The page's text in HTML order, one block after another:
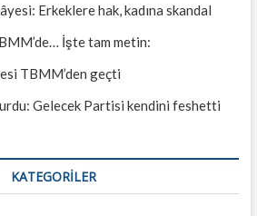
Erkeklere hak, kadına skandal
İşte tam metin:
TBMM’den geçti
Gelecek Partisi kendini feshetti
KATEGORILER